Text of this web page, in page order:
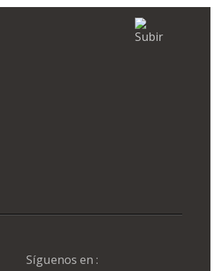
Síguenos en :